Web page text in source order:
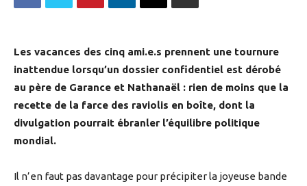
Les vacances des cinq ami.e.s prennent une tournure
inattendue lorsqu’un dossier confidentiel est dérobé
au père de Garance et Nathanaël : rien de moins que la
recette de la farce des raviolis en boîte, dont la
divulgation pourrait ébranler l’équilibre politique
mondial.
Il n’en faut pas davantage pour précipiter la joyeuse bande